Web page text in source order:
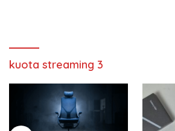
kuota streaming 3